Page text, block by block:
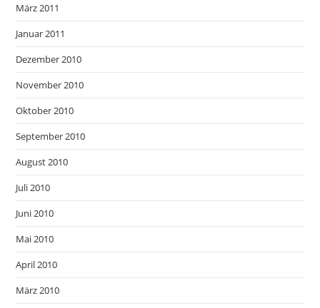
März 2011
Januar 2011
Dezember 2010
November 2010
Oktober 2010
September 2010
August 2010
Juli 2010
Juni 2010
Mai 2010
April 2010
März 2010